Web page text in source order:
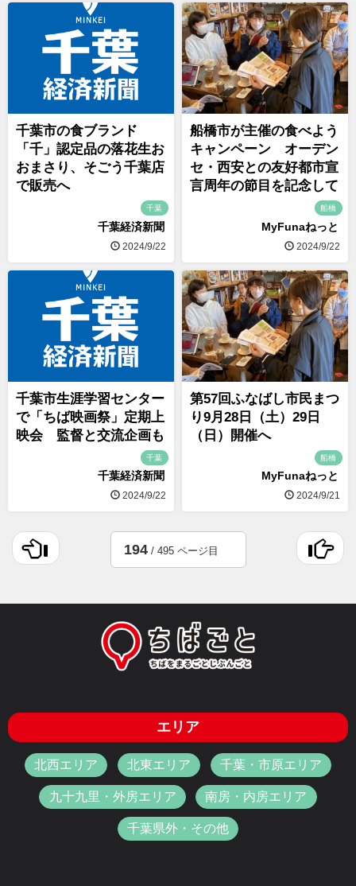
千葉市の食ブランド
「千」認定品の落花生お
おまさり、そごう千葉店
で販売へ
千葉
千葉経済新聞
2024/9/22
船橋市が主催の食べよう
キャンペーン オーデン
セ・西安との友好都市宣
言周年の節目を記念して
船橋
MyFunaねっと
2024/9/22
千葉市生涯学習センター
で「ちば映画祭」定期上
映会 監督と交流企画も
千葉
千葉経済新聞
2024/9/22
第57回ふなばし市民まつ
り9月28日（土）29日
（日）開催へ
船橋
MyFunaねっと
2024/9/21
194/ 495 ページ目
エリア
北西エリア 北東エリア 千葉・市原エリア
九十九里・外房エリア 南房・内房エリア
千葉県外・その他